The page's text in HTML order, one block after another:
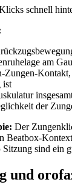
schnell
am
Zungen-
ist
der
Der
Beatbox-
sind ein
und